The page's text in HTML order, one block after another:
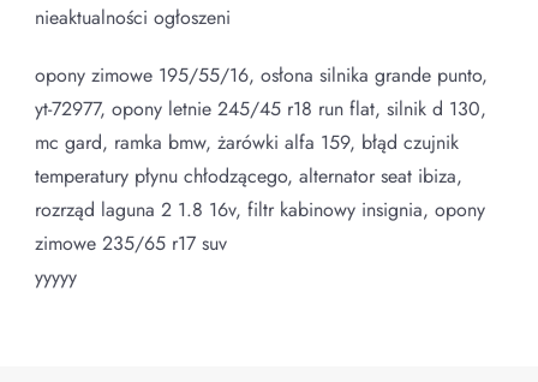
nieaktualności ogłoszeni
opony zimowe 195/55/16, osłona silnika grande punto,
yt-72977, opony letnie 245/45 r18 run flat, silnik d 130,
mc gard, ramka bmw, żarówki alfa 159, błąd czujnik
temperatury płynu chłodzącego, alternator seat ibiza,
rozrząd laguna 2 1.8 16v, filtr kabinowy insignia, opony
zimowe 235/65 r17 suv
yyyyy